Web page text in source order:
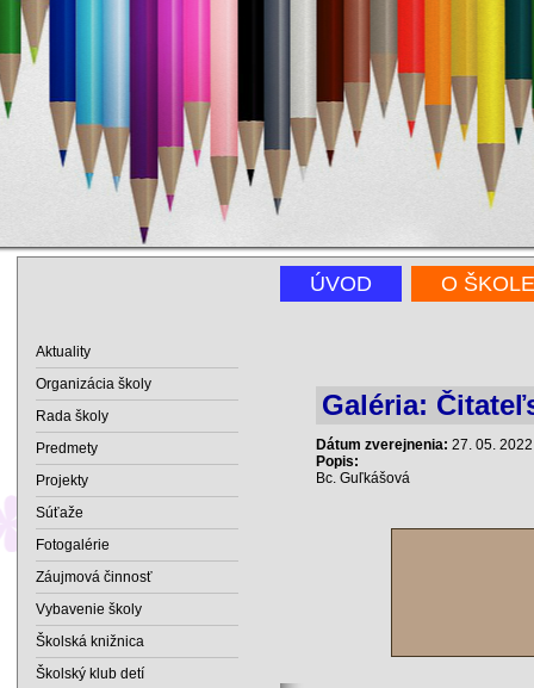
ÚVOD O ŠKOLE
Galéria:
Dátum zverejnenia: 27. 05. 2022
Popis:
Bc. Guľkášová
Aktuality
Organizácia školy
Rada školy
Predmety
Projekty
Súťaže
Fotogalérie
Záujmová činnosť
Vybavenie školy
Školská knižnica
Školský klub detí